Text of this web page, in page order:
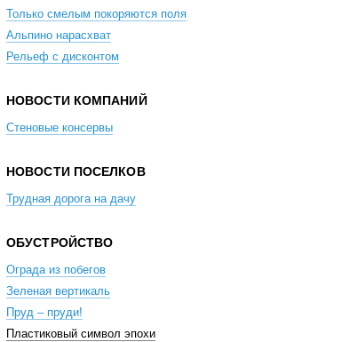
Только смелым покоряются поля
Альпино нарасхват
Рельеф с дисконтом
НОВОСТИ КОМПАНИЙ
Стеновые консервы
НОВОСТИ ПОСЕЛКОВ
Трудная дорога на дачу
ОБУСТРОЙСТВО
Ограда из побегов
Зеленая вертикаль
Пруд – пруди!
Пластиковый символ эпохи